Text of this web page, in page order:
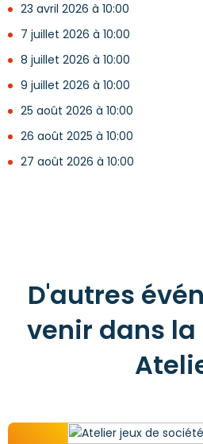
23 avril 2026 à 10:00
7 juillet 2026 à 10:00
8 juillet 2026 à 10:00
9 juillet 2026 à 10:00
25 août 2026 à 10:00
26 août 2025 à 10:00
27 août 2026 à 10:00
D'autres
venir dans